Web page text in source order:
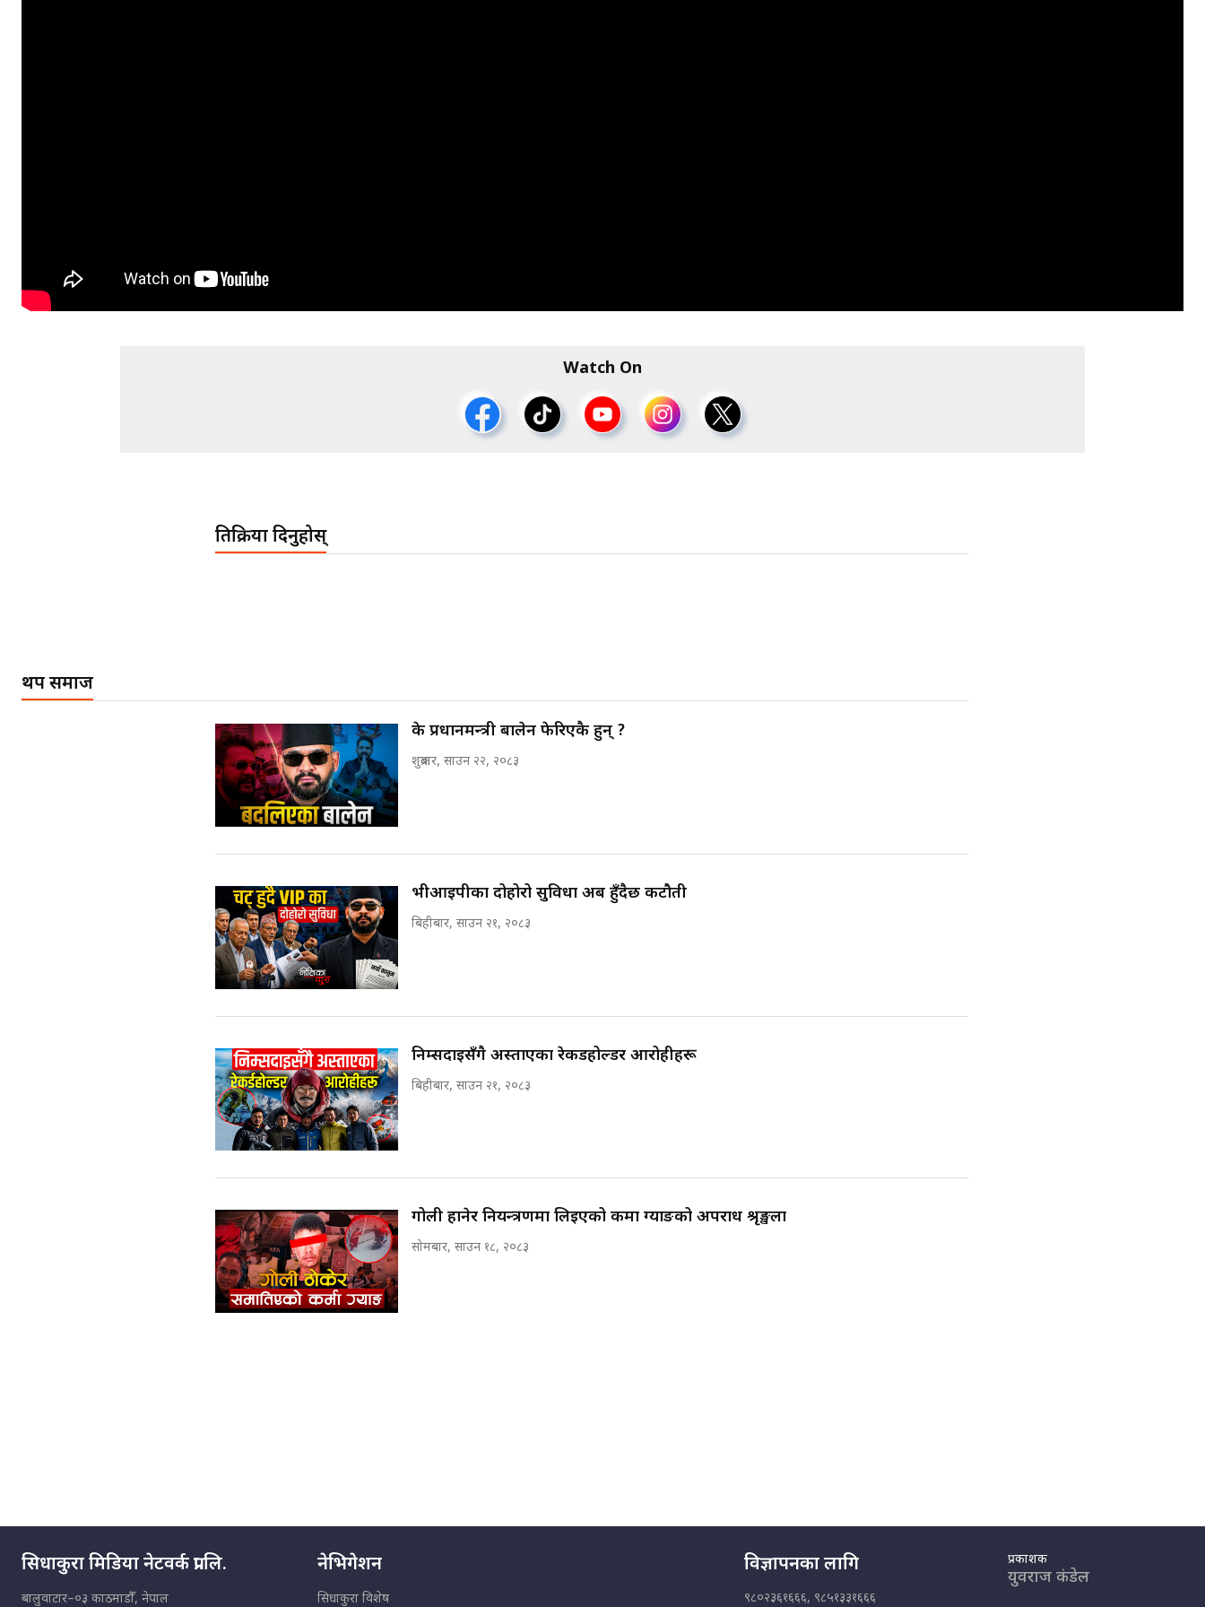
Watch On
प्रतिक्रिया दिनुहोस्
थप समाज
के प्रधानमन्त्री बालेन फेरिएकै हुन् ?
शुक्रबार, साउन २२, २०८३
भीआईपीका दोहोरो सुविधा अब हुँदैछ कटौती
बिहीबार, साउन २१, २०८३
निम्सदाइसँगै अस्ताएका रेकर्डहोल्डर आरोहीहरू
बिहीबार, साउन २१, २०८३
गोली हानेर नियन्त्रणमा लिइएको कर्मा ग्याङको अपराध श्रृङ्खला
सोमबार, साउन १८, २०८३
सिधाकुरा मिडिया नेटवर्क प्रा.लि.
बालुवाटार–०३ काठमाडौँ, नेपाल
नेभिगेशन
सिधाकुरा विशेष
विज्ञापनका लागि
९८०२३६१६६६, ९८५१३३१६६६
प्रकाशक
युवराज कंडेल